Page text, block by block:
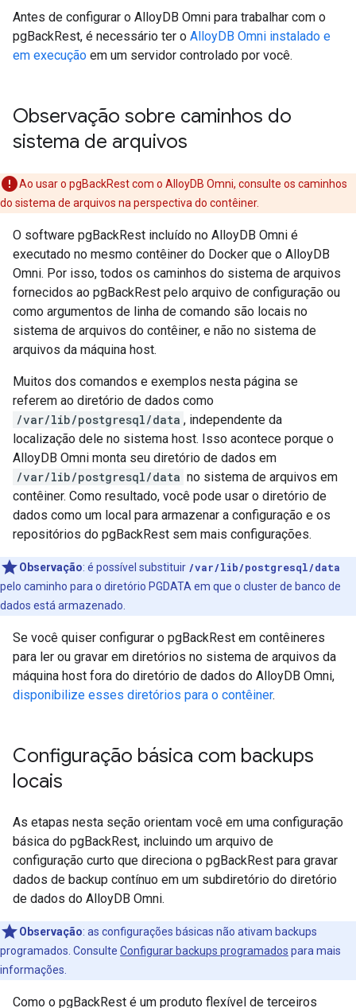
Antes de configurar o AlloyDB Omni para trabalhar com o
pgBackRest, é necessário ter o AlloyDB Omni instalado e
em execução em um servidor controlado por você.
Observação sobre caminhos do
sistema de arquivos
Ao usar o pgBackRest com o AlloyDB Omni, consulte os caminhos
do sistema de arquivos na perspectiva do contêiner.
O software pgBackRest incluído no AlloyDB Omni é
executado no mesmo contêiner do Docker que o AlloyDB
Omni. Por isso, todos os caminhos do sistema de arquivos
fornecidos ao pgBackRest pelo arquivo de configuração ou
como argumentos de linha de comando são locais no
sistema de arquivos do contêiner, e não no sistema de
arquivos da máquina host.
Muitos dos comandos e exemplos nesta página se
referem ao diretório de dados como
/var/lib/postgresql/data , independente da
localização dele no sistema host. Isso acontece porque o
AlloyDB Omni monta seu diretório de dados em
/var/lib/postgresql/data no sistema de arquivos em
contêiner. Como resultado, você pode usar o diretório de
dados como um local para armazenar a configuração e os
repositórios do pgBackRest sem mais configurações.
Observação: é possível substituir /var/lib/postgresql/data
pelo caminho para o diretório PGDATA em que o cluster de banco de
dados está armazenado.
Se você quiser configurar o pgBackRest em contêineres
para ler ou gravar em diretórios no sistema de arquivos da
máquina host fora do diretório de dados do AlloyDB Omni,
disponibilize esses diretórios para o contêiner.
Configuração básica com backups
locais
As etapas nesta seção orientam você em uma configuração
básica do pgBackRest, incluindo um arquivo de
configuração curto que direciona o pgBackRest para gravar
dados de backup contínuo em um subdiretório do diretório
de dados do AlloyDB Omni.
Observação: as configurações básicas não ativam backups
programados. Consulte Configurar backups programados para mais
informações.
Como o pgBackRest é um produto flexível de terceiros